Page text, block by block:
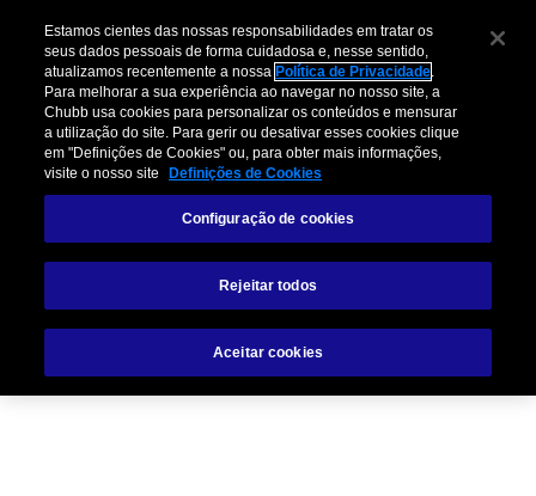
Estamos cientes das nossas responsabilidades em tratar os
seus dados pessoais de forma cuidadosa e, nesse sentido,
atualizamos recentemente a nossa Política de Privacidade.
Para melhorar a sua experiência ao navegar no nosso site, a
Chubb usa cookies para personalizar os conteúdos e mensurar
a utilização do site. Para gerir ou desativar esses cookies clique
em "Definições de Cookies" ou, para obter mais informações,
visite o nosso site
Definições de Cookies
Configuração de cookies
Rejeitar todos
Aceitar cookies